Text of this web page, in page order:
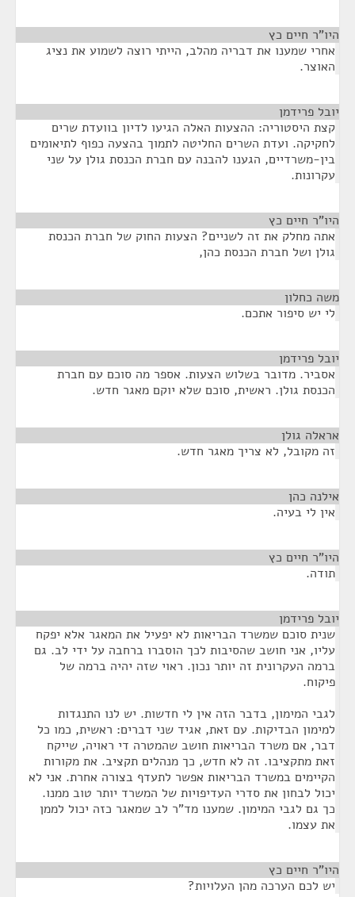
היו"ר חיים כץ
אחרי שמענו את דבריה מהלב, הייתי רוצה לשמוע את נציג
האוצר.
יובל פרידמן
קצת היסטוריה: ההצעות האלה הגיעו לדיון בוועדת שרים
לחקיקה. ועדת השרים החליטה לתמוך בהצעה כפוף לתיאומים
בין-משרדיים, הגענו להבנה עם חברת הכנסת גולן על שני
עקרונות.
היו"ר חיים כץ
אתה מחלק את זה לשניים? הצעות החוק של חברת הכנסת
גולן ושל חברת הכנסת כהן,
משה כחלון
לי יש סיפור אתכם.
יובל פרידמן
אסביר. מדובר בשלוש הצעות. אספר מה סוכם עם חברת
הכנסת גולן. ראשית, סוכם שלא יוקם מאגר חדש.
אראלה גולן
זה מקובל, לא צריך מאגר חדש.
אילנה כהן
אין לי בעיה.
היו"ר חיים כץ
תודה.
יובל פרידמן
שנית סוכם שמשרד הבריאות לא יפעיל את המאגר אלא יפקח
עליו, אני חושב שהסיבות לכך הוסברו ברחבה על ידי לב. גם
ברמה העקרונית זה יותר נכון. ראוי שזה יהיה ברמה של
פיקוח.
לגבי המימון, בדבר הזה אין לי חדשות. יש לנו התנגדות
למימון הבדיקות. עם זאת, אגיד שני דברים: ראשית, כמו כל
דבר, אם משרד הבריאות חושב שהמטרה די ראויה, שייקח
זאת מתקציבו. זה לא חדש, כך מנהלים תקציב. את מקורות
הקיימים במשרד הבריאות אפשר לתעדף בצורה אחרת. אני לא
יכול לבחון את סדרי העדיפויות של המשרד יותר טוב ממנו.
כך גם לגבי המימון. שמענו מד"ר לב שמאגר כזה יכול לממן
את עצמו.
היו"ר חיים כץ
יש לכם הערכה מהן העלויות?